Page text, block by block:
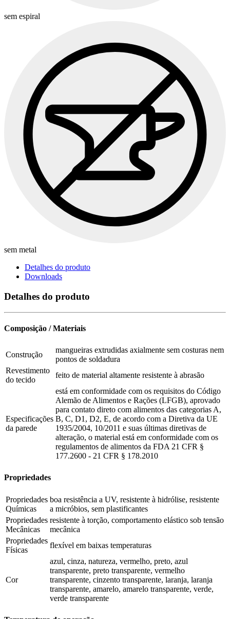
sem espiral
sem metal
Detalhes do produto
Downloads
Detalhes do produto
Composição / Materiais
Construção
mangueiras extrudidas axialmente sem costuras nem
pontos de soldadura
Revestimento
do tecido
feito de material altamente resistente à abrasão
Especificações
da parede
está em conformidade com os requisitos do Código
Alemão de Alimentos e Rações (LFGB), aprovado
para contato direto com alimentos das categorias A,
B, C, D1, D2, E, de acordo com a Diretiva da UE
1935/2004, 10/2011 e suas últimas diretivas de
alteração, o material está em conformidade com os
regulamentos de alimentos da FDA 21 CFR §
177.2600 - 21 CFR § 178.2010
Propriedades
Propriedades
Químicas
boa resistência a UV, resistente à hidrólise, resistente
a micróbios, sem plastificantes
Propriedades
Mecânicas
resistente à torção, comportamento elástico sob tensão
mecânica
Propriedades
Físicas
flexível em baixas temperaturas
Cor
azul, cinza, natureza, vermelho, preto, azul
transparente, preto transparente, vermelho
transparente, cinzento transparente, laranja, laranja
transparente, amarelo, amarelo transparente, verde,
verde transparente